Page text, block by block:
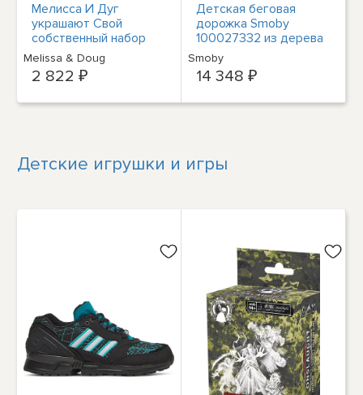
Мелисса И Дуг
украшают Свой
собственный набор
для изготовления
деревянных поездов,
НОВЫЙ В НАЛИЧИИ
Melissa & Doug
2 822 ₽
Детская беговая
дорожка Smoby
100027332 из дерева
и мрамора с
машинками, бежевый
Smoby
14 348 ₽
Детские игрушки и игры